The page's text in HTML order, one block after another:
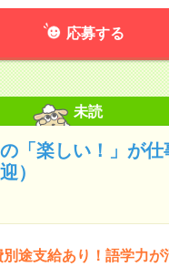
応募する
未読
「楽しい！」が
）
途支給あり！語学力